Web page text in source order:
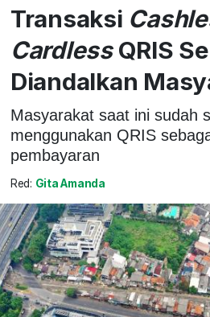
Transaksi
CardlessQRIS
Diandalkan
Masyarakat saat ini sudah
menggunakan QRIS
pembayaran
Red: Gita Amanda